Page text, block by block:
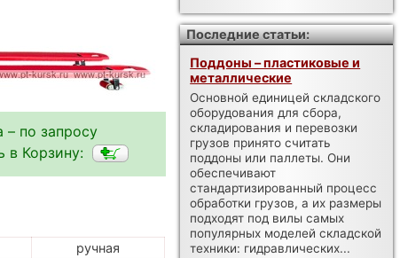
– по запросу
в Корзину:
ручная
Последние статьи:
Поддоны – пластиковые и
металлические
Основной единицей складского
оборудования для сбора,
складирования и перевозки
грузов принято считать
поддоны или паллеты. Они
обеспечивают
стандартизированный процесс
обработки грузов, а их размеры
подходят под вилы самых
популярных моделей складской
техники: гидравлических...